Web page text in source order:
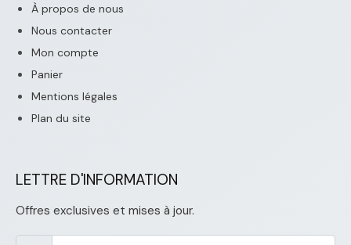
À propos de nous
Nous contacter
Mon compte
Panier
Mentions légales
Plan du site
LETTRE D'INFORMATION
Offres exclusives et mises à jour.